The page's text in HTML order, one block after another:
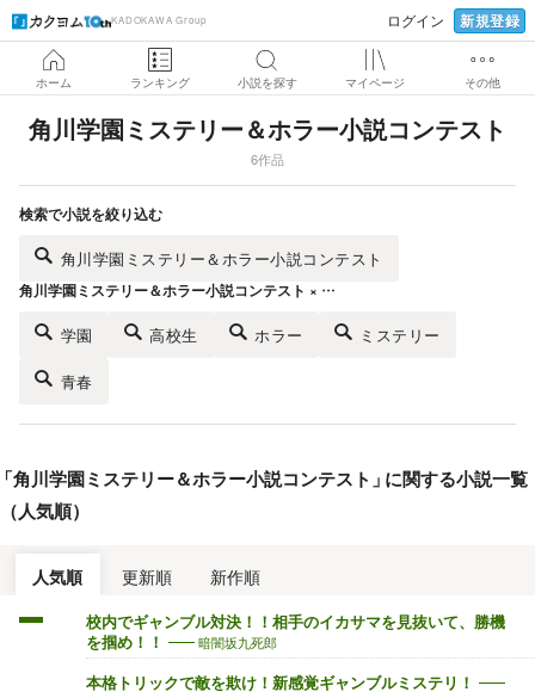
KADOKAWA Group ログイン 新規登録
ホーム ランキング 小説を探す マイページ その他
角川学園ミステリー＆ホラー小説コンテスト
6作品
検索で小説を絞り込む
角川学園ミステリー＆ホラー小説コンテスト
角川学園ミステリー＆ホラー小説コンテスト × …
学園 高校生 ホラー ミステリー
青春
角川学園ミステリー＆ホラー小説コンテスト 」に関する小説一覧
（人気順）
人気順 更新順 新作順
校内でギャンブル対決！！相手のイカサマを見抜いて、勝機
を掴め！！
暗闇坂九死郎
本格トリックで敵を欺け！新感覚ギャンブルミステリ！